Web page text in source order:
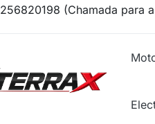
256820198 (Chamada para